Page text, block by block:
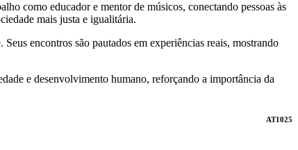
como educador e mentor de músicos, conectando pessoas às
mais justa e igualitária.
encontros são pautados em experiências reais, mostrando
e desenvolvimento humano, reforçando a importância da
AT1025